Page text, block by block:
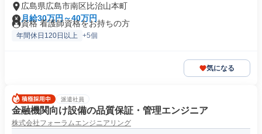
広島県広島市南区比治山本町
月給30万円～40万円
資格 看護師資格をお持ちの方
年間休日120日以上 +5個
気になる
派遣社員
金融機関向け設備の品質保証・管理エンジニア
株式会社フォーラムエンジニアリング